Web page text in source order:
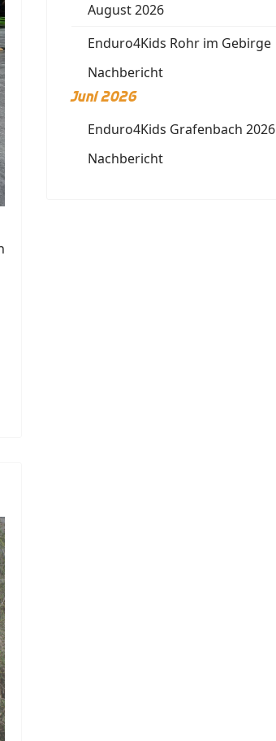
August 2026
Enduro4Kids Rohr im Gebirge
Nachbericht
Juni 2026
Enduro4Kids Grafenbach 2026
Nachbericht